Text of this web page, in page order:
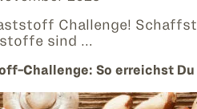
Challenge!
sind …
Challenge: So erreichst